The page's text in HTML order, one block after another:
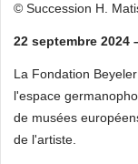
© Succession H.
22 septembre 2024
La Fondation
l'espace
de musées
de l'artiste.